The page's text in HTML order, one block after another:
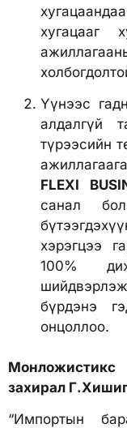
хугацааг
Үүнээс
алдалгүй
түрээсийн
FLEXI
санал
хэрэгцээ
100%
бүрдэнэ
онцоллоо.
захирал
“Импортын